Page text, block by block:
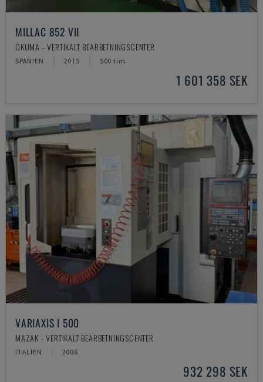
MILLAC 852 VII
OKUMA - VERTIKALT BEARBETNINGSCENTER
SPANIEN 2015 500 tim.
1 601 358 SEK
VARIAXIS I 500
MAZAK - VERTIKALT BEARBETNINGSCENTER
ITALIEN 2006
932 298 SEK